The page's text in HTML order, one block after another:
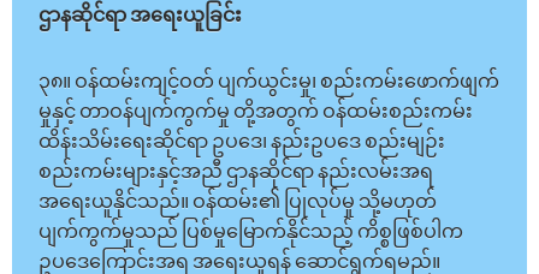
ဌာနဆိုင်ရာ အရေးယူခြင်း
၃၈။ ဝန်ထမ်းကျင့်ဝတ် ပျက်ယွင်းမှု၊ စည်းကမ်းဖောက်ဖျက်
မှုနှင့် တာဝန်ပျက်ကွက်မှု တို့အတွက် ဝန်ထမ်းစည်းကမ်း
ထိန်းသိမ်းရေးဆိုင်ရာ ဥပဒေ၊ နည်းဥပဒေ စည်းမျဉ်း
စည်းကမ်းများနှင့်အညီ ဌာနဆိုင်ရာ နည်းလမ်းအရ
အရေးယူနိုင်သည်။ ဝန်ထမ်း၏ ပြုလုပ်မှု သို့မဟုတ်
ပျက်ကွက်မှုသည် ပြစ်မှုမြောက်နိုင်သည့် ကိစ္စဖြစ်ပါက
ဥပဒေကြောင်းအရ အရေးယူရန် ဆောင်ရွက်ရမည်။